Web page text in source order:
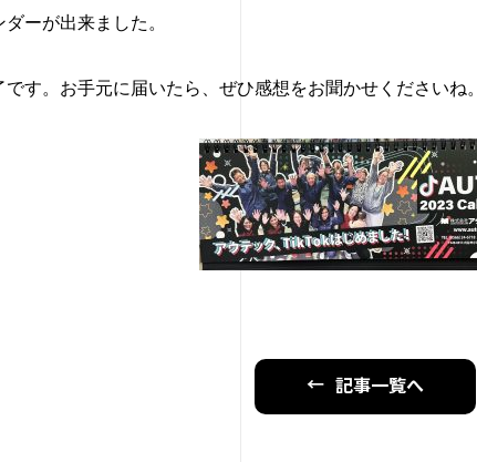
ーが出来ました。
す。お手元に届いたら、ぜひ感想をお聞かせくださいね。
記事一覧へ